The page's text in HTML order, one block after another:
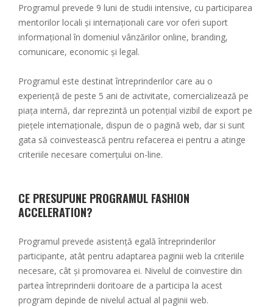
Programul prevede 9 luni de studii intensive, cu participarea
mentorilor locali și internaționali care vor oferi suport
informațional în domeniul vânzărilor online, branding,
comunicare, economic și legal.
Programul este destinat întreprinderilor care au o
experiență de peste 5 ani de activitate, comercializează pe
piața internă, dar reprezintă un potențial vizibil de export pe
piețele internaționale, dispun de o pagină web, dar si sunt
gata să coinvestească pentru refacerea ei pentru a atinge
criteriile necesare comerțului on-line.
CE PRESUPUNE PROGRAMUL FASHION
ACCELERATION?
Programul prevede asistență egală întreprinderilor
participante, atât pentru adaptarea paginii web la criteriile
necesare, cât și promovarea ei. Nivelul de coinvestire din
partea întreprinderii doritoare de a participa la acest
program depinde de nivelul actual al paginii web.